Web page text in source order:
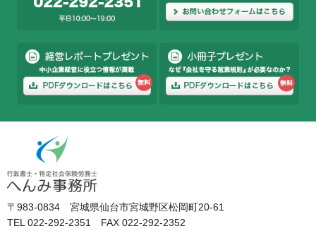
〒983-0834 宮城県仙台市宮城野区松岡町20-61
TEL 022-292-2351 FAX 022-292-2352